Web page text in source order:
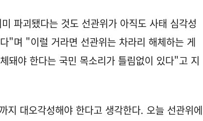
파괴됐다는 것도 선관위가 아직도 사태 심각성
"며 "이럴 거라면 선관위는 차라리 해체하는 게
돼야 한다는 국민 목소리가 틀림없이 있다"고 지
지 대오각성해야 한다고 생각한다. 오늘 선관위에